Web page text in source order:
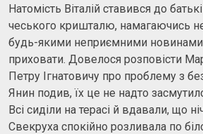
Натомість Віталій ставився до
чеського кришталю, намагаючись
будь-якими неприємними
приховати. Довелося розповісти
Петру Ігнатовичу про проблему з
Янин подив, їх це не надто
Всі сиділи на терасі й вдавали, що
Свекруха спокійно розливала по